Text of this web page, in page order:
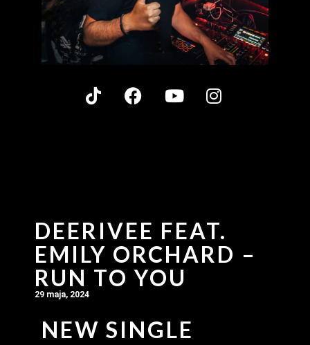
DEERIVEE FEAT.
EMILY ORCHARD –
RUN TO YOU
29 maja, 2024
NEW SINGLE